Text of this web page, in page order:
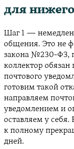
для
Шаг 1 —
общения. Это не
закона №230-ФЗ,
коллектор обязан
почтового
готовим такой
направляем
уведомлением и
оставляем у себя.
к полному
дней.